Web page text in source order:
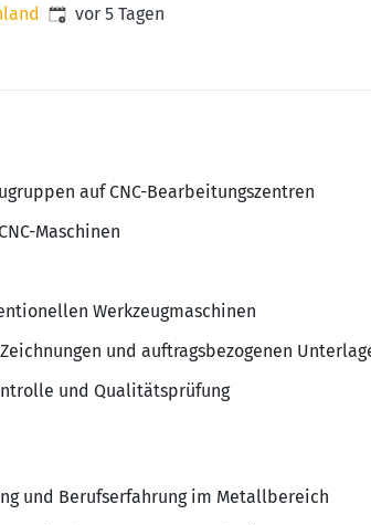
Veröffentlicht:
vor 5 Tagen
auf CNC-Bearbeitungszentren
Maschinen
Werkzeugmaschinen
und auftragsbezogenen
und Qualitätsprüfung
und Berufserfahrung im Metallbereich